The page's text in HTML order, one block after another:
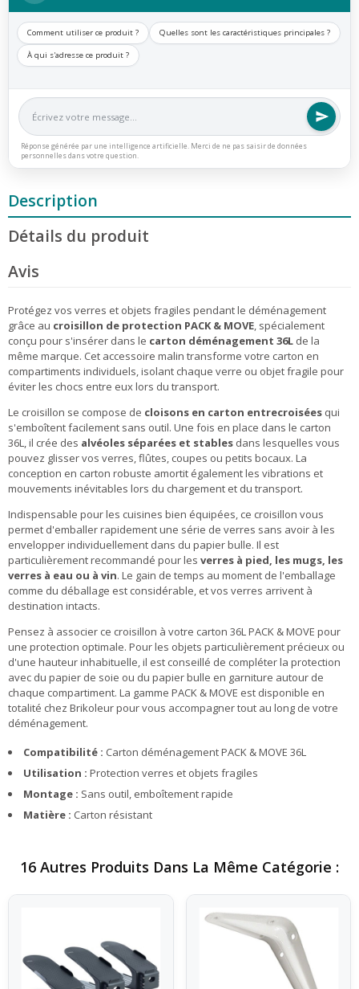
Comment utiliser ce produit ? Quelles sont les caractéristiques principales ?
À qui s'adresse ce produit ?
Réponse générée par une intelligence artificielle. Merci de ne pas saisir de données
personnelles dans votre question.
Description
Détails du produit
Avis
Protégez vos verres et objets fragiles pendant le déménagement
grâce au croisillon de protection PACK & MOVE, spécialement
conçu pour s'insérer dans le carton déménagement 36L de la
même marque. Cet accessoire malin transforme votre carton en
compartiments individuels, isolant chaque verre ou objet fragile pour
éviter les chocs entre eux lors du transport.
Le croisillon se compose de cloisons en carton entrecroisées qui
s'emboîtent facilement sans outil. Une fois en place dans le carton
36L, il crée des alvéoles séparées et stables dans lesquelles vous
pouvez glisser vos verres, flûtes, coupes ou petits bocaux. La
conception en carton robuste amortit également les vibrations et
mouvements inévitables lors du chargement et du transport.
Indispensable pour les cuisines bien équipées, ce croisillon vous
permet d'emballer rapidement une série de verres sans avoir à les
envelopper individuellement dans du papier bulle. Il est
particulièrement recommandé pour les verres à pied, les mugs, les
verres à eau ou à vin. Le gain de temps au moment de l'emballage
comme du déballage est considérable, et vos verres arrivent à
destination intacts.
Pensez à associer ce croisillon à votre carton 36L PACK & MOVE pour
une protection optimale. Pour les objets particulièrement précieux ou
d'une hauteur inhabituelle, il est conseillé de compléter la protection
avec du papier de soie ou du papier bulle en garniture autour de
chaque compartiment. La gamme PACK & MOVE est disponible en
totalité chez Brikoleur pour vous accompagner tout au long de votre
déménagement.
Compatibilité : Carton déménagement PACK & MOVE 36L
Utilisation : Protection verres et objets fragiles
Montage : Sans outil, emboîtement rapide
Matière : Carton résistant
16 Autres Produits Dans La Même Catégorie :